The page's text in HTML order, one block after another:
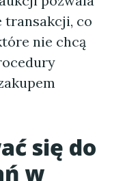
transakcji, co
nie chcą
się do
w